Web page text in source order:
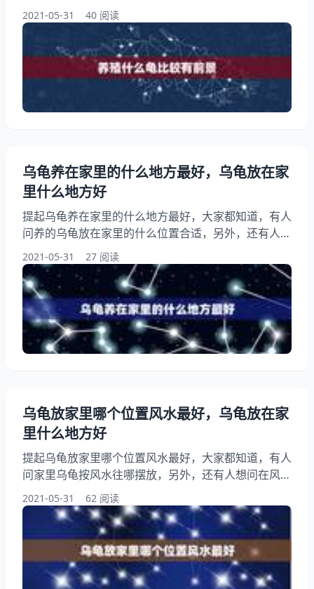
么龟前景比较好,家庭养殖，十万左右本钱。…，你知
道这是怎么回事？其实养殖什么乌龟比较有潜力，下面
就一起来看看现在养哪种龟有市场前景，未来升值空间
巨大的，希望能够帮助到大家！ 养殖什么龟比较有前
景 石龟，君不见今年是龟苗都去到多吗，不过新手适
宜先种后苗，大的龟容易打理，龟苗对于新手来说不好
打理
2021-05-31 40 阅读
乌龟养在家里的什么地方最好，乌龟放在家
里什么地方好
提起乌龟养在家里的什么地方最好，大家都知道，有人
问养的乌龟放在家里的什么位置合适，另外，还有人想
问乌龟养在家里哪个位置比较好，你知道这是怎么回
事？其实乌龟养在家里什么地方好，下面就一起来看看
乌龟放在家里什么地方好，希望能够帮助到大家！ 乌
龟养在家里的什么地方最好 巴西龟是一种外来龟，但
在中国很受欢迎，这当然是因为巴西龟比较好养的缘故
了。不过这并不意味着就可以胡乱饲养了，养巴西龟还
是要讲究方法的
2021-05-31 27 阅读
乌龟放家里哪个位置风水最好，乌龟放在家
里什么地方好
提起乌龟放家里哪个位置风水最好，大家都知道，有人
问家里乌龟按风水往哪摆放，另外，还有人想问在风水
学中乌龟放在家里哪个位置好，你知道这是怎么回事？
其实乌龟放在家里什么位置好？下面就一起来看看乌龟
放在家里什么地方好，希望能够帮助到大家！ 乌龟放
家里哪个位置风水最好 巴西龟是一种外来龟，但在中
国很受欢迎，这当然是因为巴西龟比较好养的缘故了。
不过这并不意味着就可以胡乱饲养了，养巴西龟还是要
2021-05-31 62 阅读